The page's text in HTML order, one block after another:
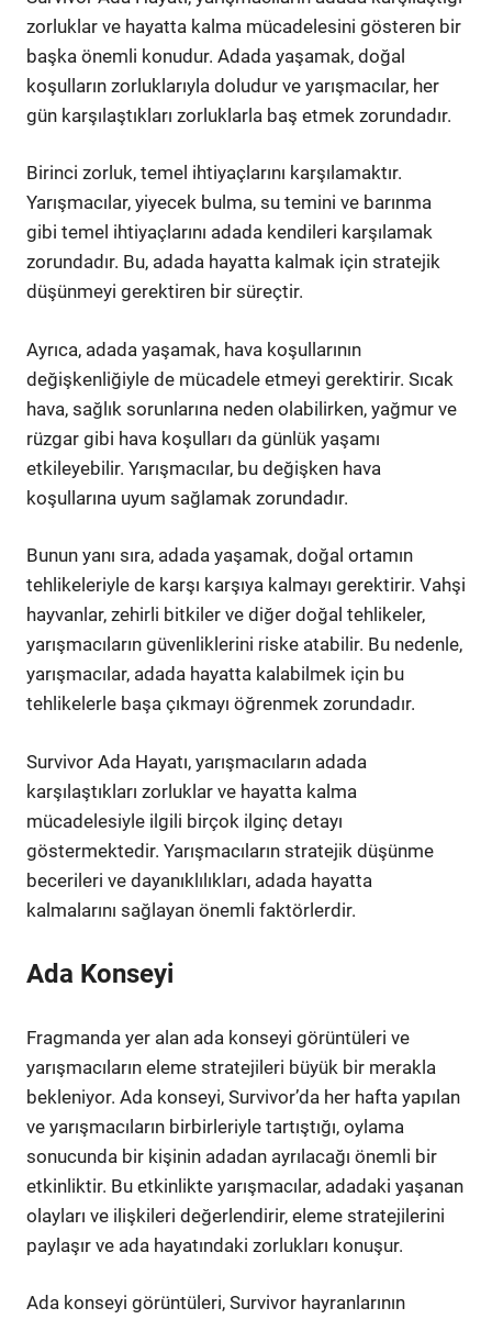
zorluklar ve hayatta kalma mücadelesini gösteren bir
başka önemli konudur. Adada yaşamak, doğal
koşulların zorluklarıyla doludur ve yarışmacılar, her
gün karşılaştıkları zorluklarla baş etmek zorundadır.
Birinci zorluk, temel ihtiyaçlarını karşılamaktır.
Yarışmacılar, yiyecek bulma, su temini ve barınma
gibi temel ihtiyaçlarını adada kendileri karşılamak
zorundadır. Bu, adada hayatta kalmak için stratejik
düşünmeyi gerektiren bir süreçtir.
Ayrıca, adada yaşamak, hava koşullarının
değişkenliğiyle de mücadele etmeyi gerektirir. Sıcak
hava, sağlık sorunlarına neden olabilirken, yağmur ve
rüzgar gibi hava koşulları da günlük yaşamı
etkileyebilir. Yarışmacılar, bu değişken hava
koşullarına uyum sağlamak zorundadır.
Bunun yanı sıra, adada yaşamak, doğal ortamın
tehlikeleriyle de karşı karşıya kalmayı gerektirir. Vahşi
hayvanlar, zehirli bitkiler ve diğer doğal tehlikeler,
yarışmacıların güvenliklerini riske atabilir. Bu nedenle,
yarışmacılar, adada hayatta kalabilmek için bu
tehlikelerle başa çıkmayı öğrenmek zorundadır.
Survivor Ada Hayatı, yarışmacıların adada
karşılaştıkları zorluklar ve hayatta kalma
mücadelesiyle ilgili birçok ilginç detayı
göstermektedir. Yarışmacıların stratejik düşünme
becerileri ve dayanıklılıkları, adada hayatta
kalmalarını sağlayan önemli faktörlerdir.
Ada Konseyi
Fragmanda yer alan ada konseyi görüntüleri ve
yarışmacıların eleme stratejileri büyük bir merakla
bekleniyor. Ada konseyi, Survivor’da her hafta yapılan
ve yarışmacıların birbirleriyle tartıştığı, oylama
sonucunda bir kişinin adadan ayrılacağı önemli bir
etkinliktir. Bu etkinlikte yarışmacılar, adadaki yaşanan
olayları ve ilişkileri değerlendirir, eleme stratejilerini
paylaşır ve ada hayatındaki zorlukları konuşur.
Ada konseyi görüntüleri, Survivor hayranlarının